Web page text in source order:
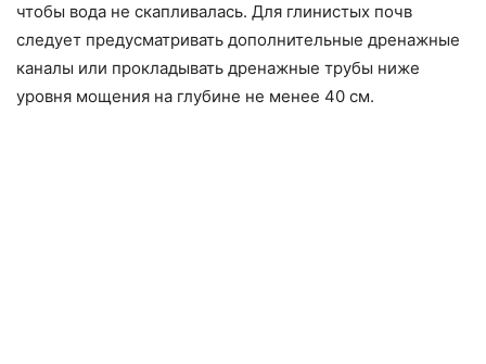
чтобы вода не скапливалась. Для глинистых почв
следует предусматривать дополнительные дренажные
каналы или прокладывать дренажные трубы ниже
уровня мощения на глубине не менее 40 см.